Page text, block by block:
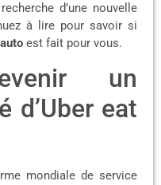
d’une nouvelle
à lire pour savoir si
auto est fait pour vous.
un
d’Uber eat
mondiale de service